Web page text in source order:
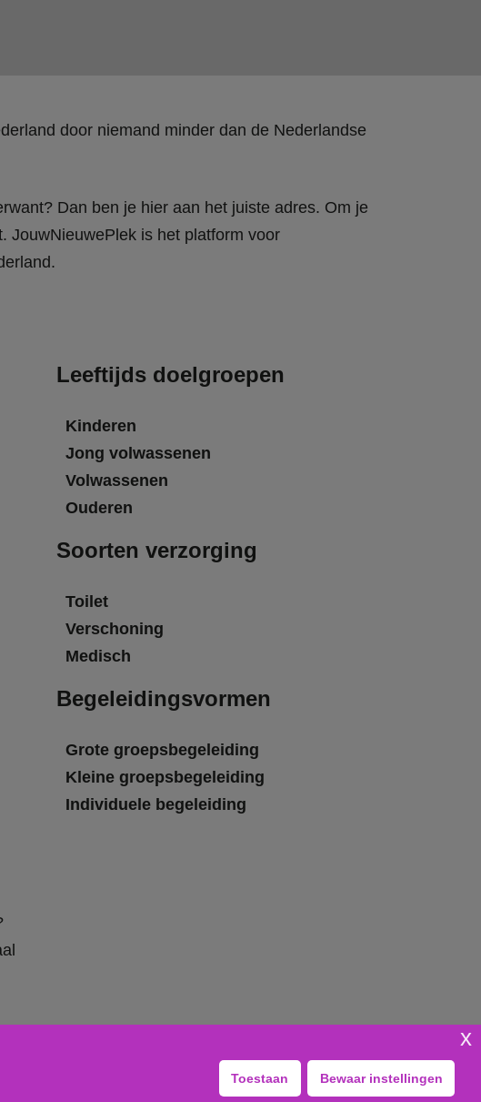
door niemand minder dan de Nederlandse
Dan ben je hier aan het juiste adres. Om je
JouwNieuwePlek is het platform voor
Leeftijds doelgroepen
Kinderen
Jong volwassenen
Volwassenen
Ouderen
Soorten verzorging
Toilet
Verschoning
Medisch
Begeleidingsvormen
Grote groepsbegeleiding
Kleine groepsbegeleiding
Individuele begeleiding
Toestaan Bewaar instellingen
x